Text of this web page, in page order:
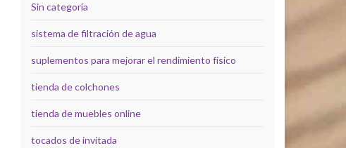
Sin categoría
sistema de filtración de agua
suplementos para mejorar el rendimiento físico
tienda de colchones
tienda de muebles online
tocados de invitada